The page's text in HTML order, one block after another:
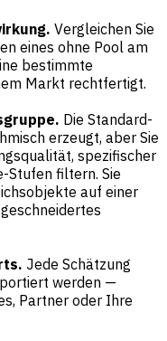
Vergleichen Sie
eines ohne Pool am
bestimmte
Markt rechtfertigt.
Die Standard-
erzeugt, aber Sie
spezifischer
Stufen filtern. Sie
auf einer
Jede Schätzung
werden —
Partner oder Ihre